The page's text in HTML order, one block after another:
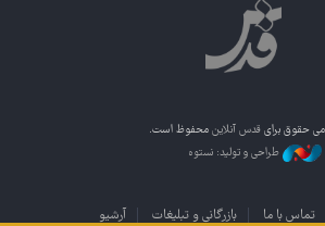
حقوق برای قدس آنلاین محفوظ است.
طراحی و تولید: نستوه
تماس با ما بازرگانی و تبلیغات آرشیو